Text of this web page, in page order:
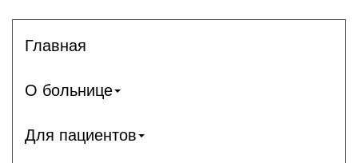
Главная
О больнице
Для пациентов